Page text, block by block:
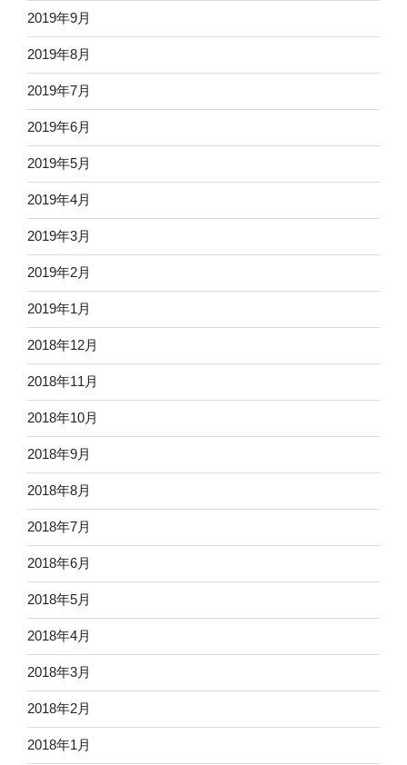
2019年9月
2019年8月
2019年7月
2019年6月
2019年5月
2019年4月
2019年3月
2019年2月
2019年1月
2018年12月
2018年11月
2018年10月
2018年9月
2018年8月
2018年7月
2018年6月
2018年5月
2018年4月
2018年3月
2018年2月
2018年1月